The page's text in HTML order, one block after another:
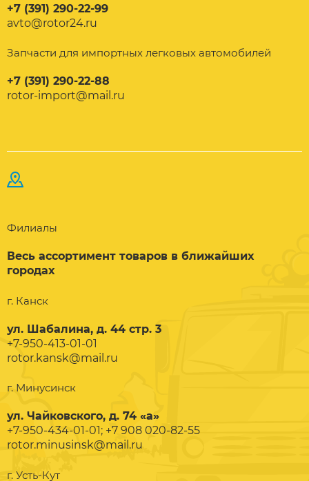
+7 (391) 290-22-99
avto@rotor24.ru
Запчасти для импортных легковых автомобилей
+7 (391) 290-22-88
rotor-import@mail.ru
Филиалы
Весь ассортимент товаров в ближайших
городах
г. Канск
ул. Шабалина, д. 44 стр. 3
+7-950-413-01-01
rotor.kansk@mail.ru
г. Минусинск
ул. Чайковского, д. 74 «а»
+7-950-434-01-01; +7 908 020-82-55
rotor.minusinsk@mail.ru
г. Усть-Кут